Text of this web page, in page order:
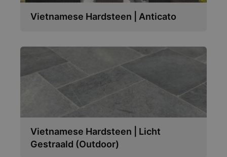
Vietnamese Hardsteen | Anticato
Vietnamese Hardsteen | Licht
Gestraald (Outdoor)